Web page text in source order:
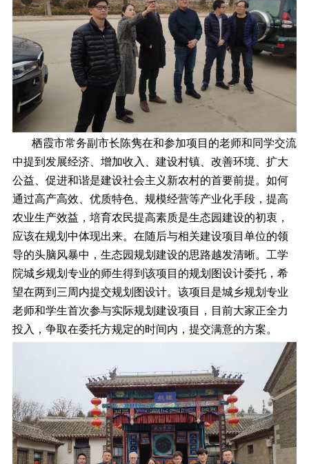
栖霞市常务副市长陈隽在和参加项目的老师和同学交流
中提到发展经济、增加收入、建设村镇、改善环境、扩大
公益、促进和谐是建设社会主义新农村的首要前提。如何
通过高产高效、优质特色、规模经营等产业化手段，提高
农业生产效益，培育农民提高素质是生态园建设的初衷，
应该在规划中体现出来。在随后与相关建设项目单位的领
导的头脑风暴中，生态园规划建设的思路越发清晰。工学
院城乡规划专业的师生得到该项目的规划图设计委托，希
望在两到三周内提交规划图设计。该项目是城乡规划专业
老师和学生首次参与实际规划建设项目，目前大家正全力
投入，争取在委托方规定的时间内，提交满意的方案。